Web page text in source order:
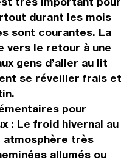
durant les mois
sont courantes. La
vers le retour à une
gens d’aller au lit
se réveiller frais et
pour
: Le froid hivernal au
atmosphère très
allumés ou